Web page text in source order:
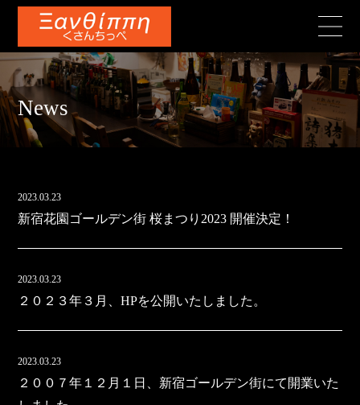
News
2023.03.23
新宿花園ゴールデン街 桜まつり2023 開催決定！
2023.03.23
２０２３年３月、HPを公開いたしました。
2023.03.23
２００７年１２月１日、新宿ゴールデン街にて開業いた